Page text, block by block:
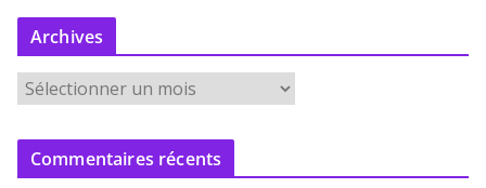
Archives
r
c
Commentaires récents